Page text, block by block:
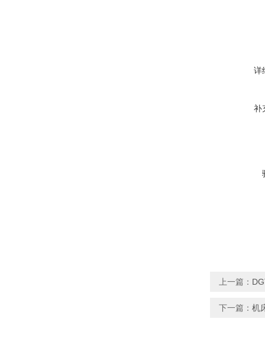
详
补
上一篇：
下一篇： 机